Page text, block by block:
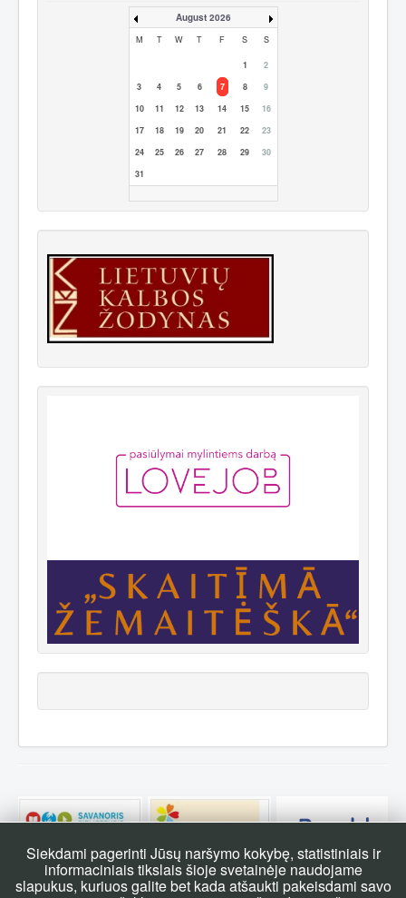
August 2026
M T W T F S S
1
2
3
4 5 6 7 8
9
10
11 12 13 14 15
16
17
18 19 20 21 22
23
24
25 26 27 28 29
30
31
Siekdami pagerinti Jūsų naršymo kokybę, statistiniais ir
informaciniais tikslais šioje svetainėje naudojame
slapukus, kuriuos galite bet kada atšaukti pakeisdami savo